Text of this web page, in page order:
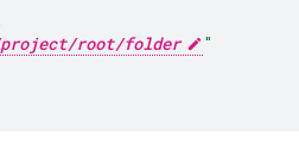
root/folder
"